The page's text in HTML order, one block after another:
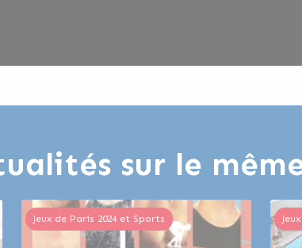
sur le
Jeux de Paris 2024 et Sports